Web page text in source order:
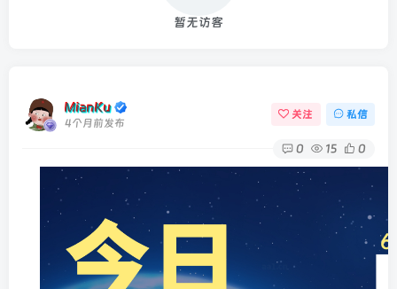
暂无访客
MianKu
4个月前发布
关注 私信
0 15 0